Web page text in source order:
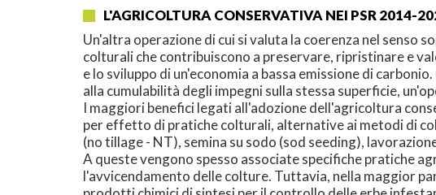
L'AGRICOLTURA CONSERVATIVA NEI PSR 2014-
Un'altra operazione di cui si valuta la coerenza nel senso
colturali che contribuiscono a preservare, ripristinare e
e lo sviluppo di un'economia a bassa emissione di
alla cumulabilità degli impegni sulla stessa superficie,
I maggiori benefici legati all'adozione dell'agricoltura
per effetto di pratiche colturali, alternative ai metodi di
(no tillage - NT), semina su sodo (sod seeding),
A queste vengono spesso associate specifiche pratiche
l'avvicendamento delle colture. Tuttavia, nella maggior